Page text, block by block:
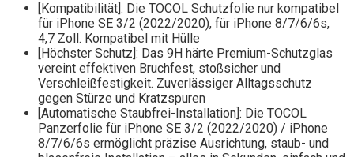
[Kompatibilität]: Die TOCOL Schutzfolie nur kompatibel
für iPhone SE 3/2 (2022/2020), für iPhone 8/7/6/6s,
4,7 Zoll. Kompatibel mit Hülle
[Höchster Schutz]: Das 9H härte Premium-Schutzglas
vereint effektiven Bruchfest, stoßsicher und
Verschleißfestigkeit. Zuverlässiger Alltagsschutz
gegen Stürze und Kratzspuren
[Automatische Staubfrei-Installation]: Die TOCOL
Panzerfolie für iPhone SE 3/2 (2022/2020) / iPhone
8/7/6/6s ermöglicht präzise Ausrichtung, staub- und